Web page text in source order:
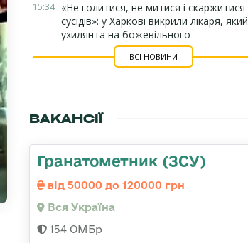
15:34 «Не голитися, не митися і скаржитися
сусідів»: у Харкові викрили лікаря,
ухилянта на божевільного
ВСІ НОВИНИ
ВАКАНСІЇ
Гранатометник (ЗСУ)
від 50000 до 120000 грн
Вся Україна
154 ОМБр